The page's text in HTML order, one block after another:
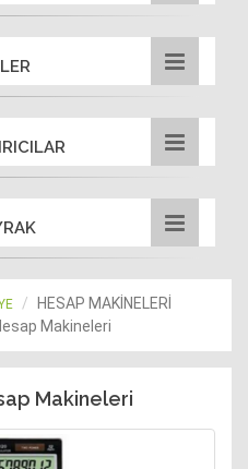
HESAP MAKİNELERİ
Makineleri
Makineleri